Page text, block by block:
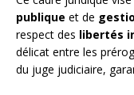
publique et de
respect des libertés
délicat entre les
du juge judiciaire,